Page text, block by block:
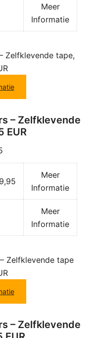
Meer
Informatie
– Zelfklevende
EUR
Meer
Informatie
Meer
Informatie
– Zelfklevende